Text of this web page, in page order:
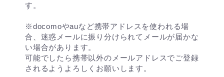
す。
※docomoやauなど携帯アドレスを使われる場
合、迷惑メールに振り分けられてメールが届かな
い場合があります。
可能でしたら携帯以外のメールアドレスでご登録
されるようよろしくお願いします。